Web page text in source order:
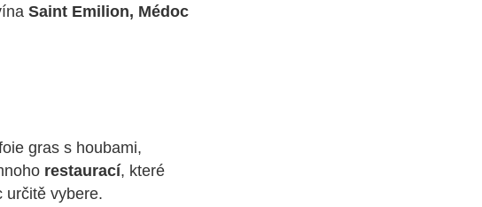
Saint Emilion, Médoc
gras s houbami,
restaurací, které
určitě vybere.